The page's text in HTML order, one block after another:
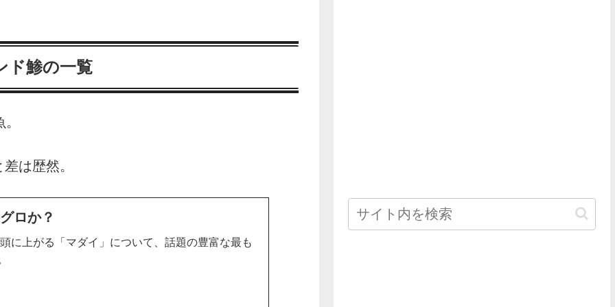
ド鯵の一覧
は歴然。
ロか？
に上がる「マダイ」について、話題の豊富な最も